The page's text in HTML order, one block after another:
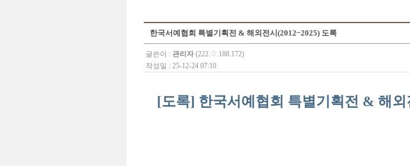
한국서예협회 특별기획전 & 해외전시(2012~2025) 도록
글쓴이 : 관리자 (222.♡.188.172)
작성일 : 25-12-24 07:10
[도록] 한국서예협회 특별기획전 & 해외